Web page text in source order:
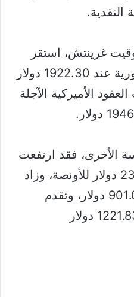
النقدية.
الساعة 0306 بتوقيت غرينتش، استقر
الذهب في المعاملات الفورية عند 1922.30 دولار
الأميركية الآجلة
الأخرى، فقد ارتفعت
الفضة 0.4 بالمئة إلى 23.16 دولار للأونصة، وزاد
البلاتين 0.3 بالمئة إلى 901.02 دولار، وتقدم